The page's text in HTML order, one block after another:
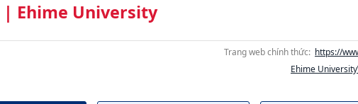
| Ehime University
Trang web chính thức: https://
Ehime